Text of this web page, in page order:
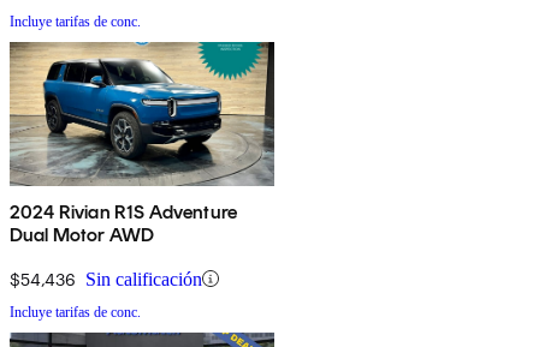
Incluye tarifas de conc.
2024 Rivian R1S Adventure
Dual Motor AWD
$54,436 Sin calificación
Incluye tarifas de conc.